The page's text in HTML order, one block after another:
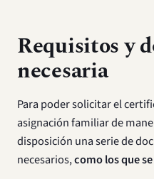
Requisitos y
necesaria
Para poder solicitar el
asignación familiar de
disposición una serie de
necesarios,como los que